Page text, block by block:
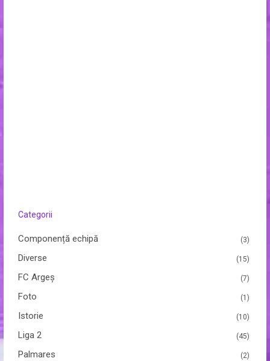
Categorii
Componență echipă (3)
Diverse (15)
FC Argeș (7)
Foto (1)
Istorie (10)
Liga 2 (45)
Palmares (2)